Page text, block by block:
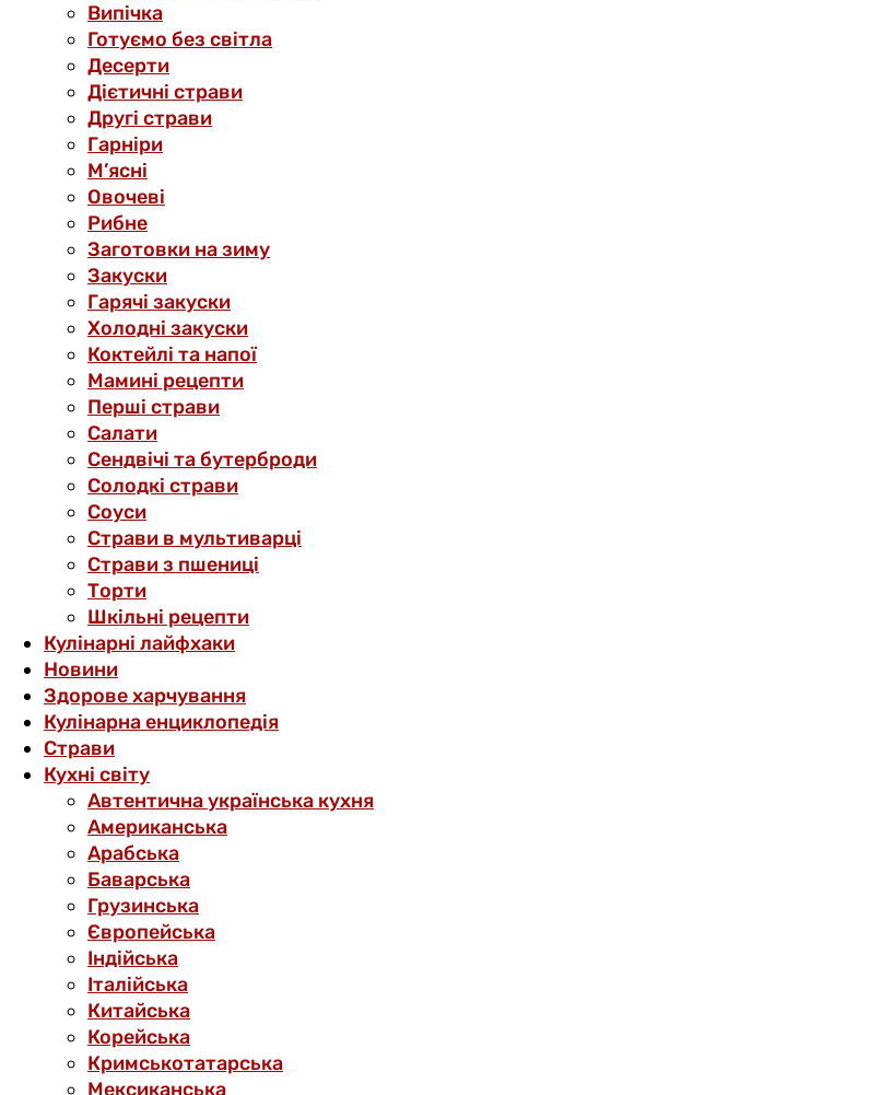
Випічка
Готуємо без світла
Десерти
Дієтичні страви
Другі страви
Гарніри
М’ясні
Овочеві
Рибне
Заготовки на зиму
Закуски
Гарячі закуски
Холодні закуски
Коктейлі та напої
Мамині рецепти
Перші страви
Салати
Сендвічі та бутерброди
Солодкі страви
Соуси
Страви в мультиварці
Страви з пшениці
Торти
Шкільні рецепти
Кулінарні лайфхаки
Новини
Здорове харчування
Кулінарна енциклопедія
Страви
Кухні світу
Автентична українська кухня
Американська
Арабська
Баварська
Грузинська
Європейська
Індійська
Італійська
Китайська
Корейська
Кримськотатарська
Мексиканська